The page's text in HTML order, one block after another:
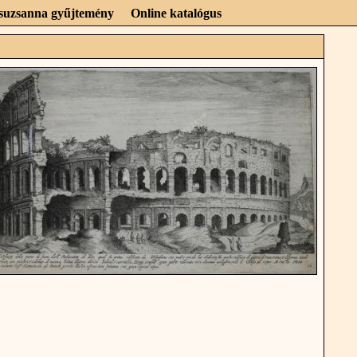
gyűjtemény Online katalógus